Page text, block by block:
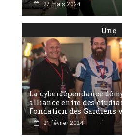
27 mars 2024
Une
La cyberdépendance
alliance entre des
Fondation des Gardiens
21 février 2024